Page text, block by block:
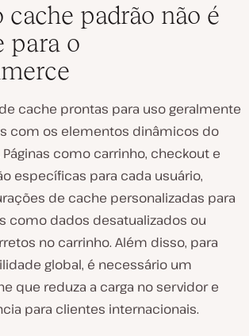
cache padrão não é
para o
cache prontas para uso geralmente
com os elementos dinâmicos do
como carrinho, checkout e
específicas para cada usuário,
de cache personalizadas para
como dados desatualizados ou
no carrinho. Além disso, para
global, é necessário um
que reduza a carga no servidor e
para clientes internacionais.